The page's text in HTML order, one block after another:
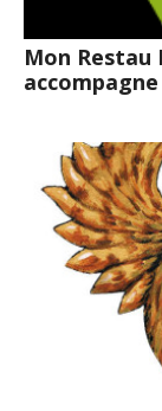
Mon Restau